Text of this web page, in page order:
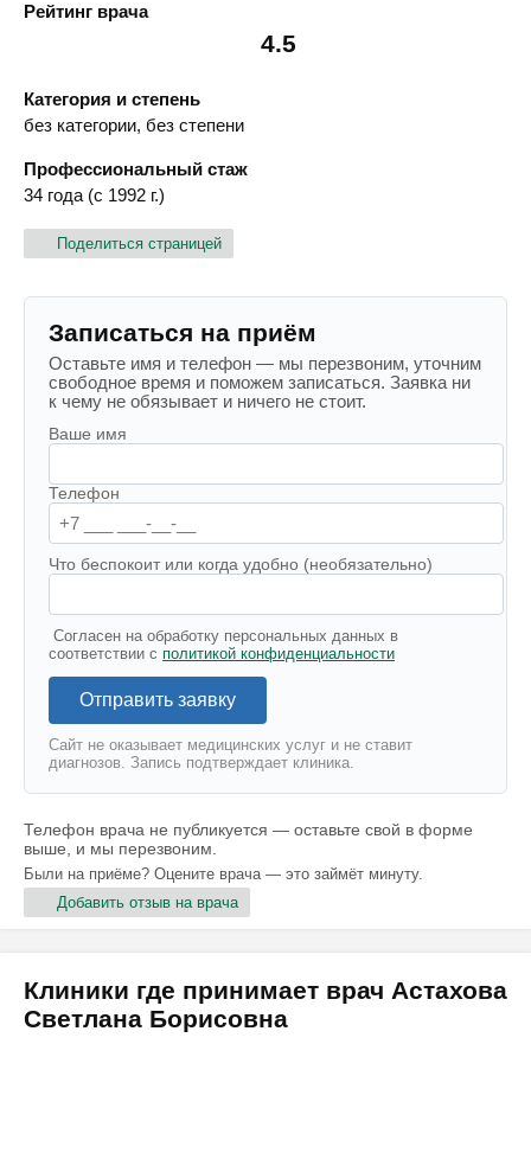
Рейтинг врача
4.5
Категория и степень
без категории, без степени
Профессиональный стаж
34 года (с 1992 г.)
Поделиться страницей
Записаться на приём
Оставьте имя и телефон — мы перезвоним, уточним
свободное время и поможем записаться. Заявка ни
к чему не обязывает и ничего не стоит.
Ваше имя
Телефон
Что беспокоит или когда удобно (необязательно)
Согласен на обработку персональных данных в
соответствии с политикой конфиденциальности
Отправить заявку
Сайт не оказывает медицинских услуг и не ставит
диагнозов. Запись подтверждает клиника.
Телефон врача не публикуется — оставьте свой в форме
выше, и мы перезвоним.
Были на приёме? Оцените врача — это займёт минуту.
Добавить отзыв на врача
Клиники где принимает врач Астахова
Светлана Борисовна